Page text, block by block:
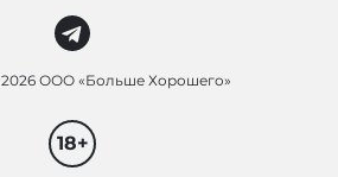
2026 ООО «Больше Хорошего»
18+